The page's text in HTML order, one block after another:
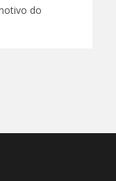
do